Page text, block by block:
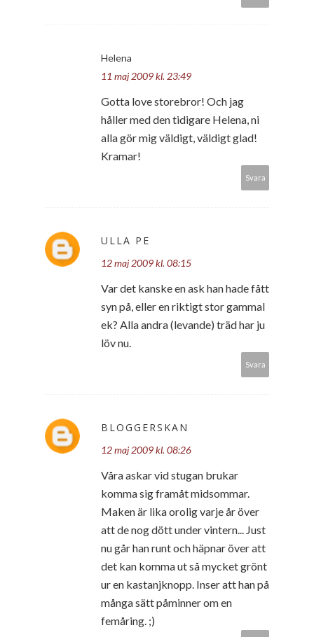
Helena
11 maj 2009 kl. 23:49
Gotta love storebror! Och jag
håller med den tidigare Helena, ni
alla gör mig väldigt, väldigt glad!
Kramar!
Svara
ULLA PE
12 maj 2009 kl. 08:15
Var det kanske en ask han hade fått
syn på, eller en riktigt stor gammal
ek? Alla andra (levande) träd har ju
löv nu.
Svara
BLOGGERSKAN
12 maj 2009 kl. 08:26
Våra askar vid stugan brukar
komma sig framåt midsommar.
Maken är lika orolig varje år över
att de nog dött under vintern... Just
nu går han runt och häpnar över att
det kan komma ut så mycket grönt
ur en kastanjknopp. Inser att han på
många sätt påminner om en
femåring. ;)